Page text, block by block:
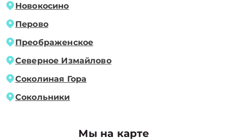
Новокосино
Перово
Преображенское
Северное Измайлово
Соколиная Гора
Сокольники
Мы на карте